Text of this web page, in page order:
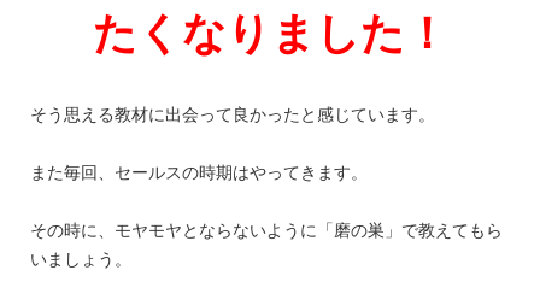
たくなりました！
そう思える教材に出会って良かったと感じています。
また毎回、セールスの時期はやってきます。
その時に、モヤモヤとならないように「磨の巣」で教えてもら
いましょう。